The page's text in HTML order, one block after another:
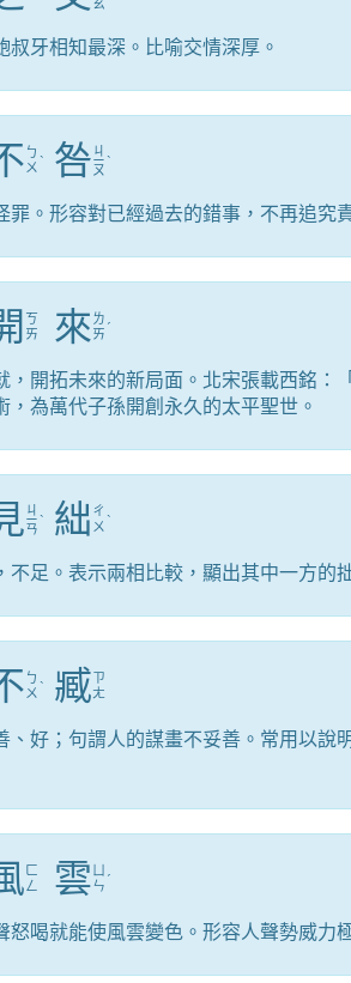
ㄠ
叔牙相知最深。比喻交情深厚。
ㄅ
ㄨ ˋ 咎 ㄐ
ㄧ
ㄡ
ˋ
罪。形容對已經過去的錯事，不再追究
ㄎ
ㄞ
來 ㄌ
ㄞ ˊ
，開拓未來的新局面。北宋張載西銘
，為萬代子孫開創永久的太平聖世。
ㄐ
ㄧ
ㄢ
ˋ 絀 ㄔ
ㄨ ˋ
不足。表示兩相比較，顯出其中一方的
ㄅ
ㄨ ˋ 臧ㄗ
ㄤ
、好；句謂人的謀畫不妥善。常用以說
ㄈ
ㄥ
雲ㄣ ˊ
怒喝就能使風雲變色。形容人聲勢威力